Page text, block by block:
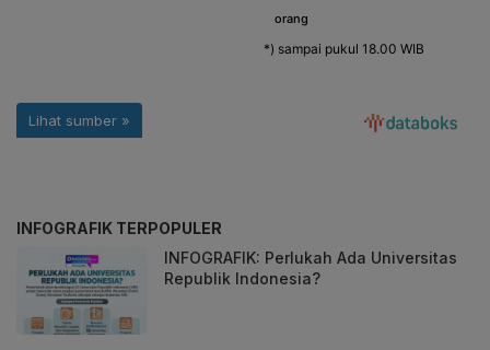
INFOGRAFIK TERPOPULER
INFOGRAFIK: Perlukah Ada Universitas
Republik Indonesia?